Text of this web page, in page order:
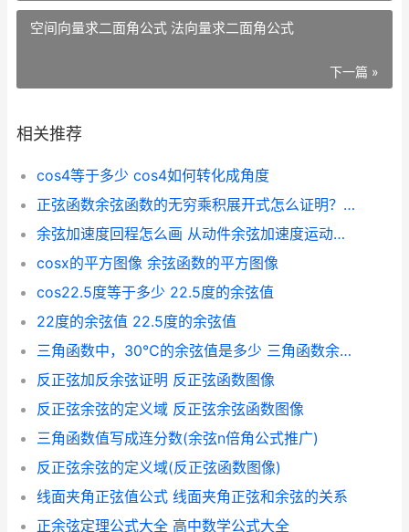
空间向量求二面角公式 法向量求二面角公式
下一篇 »
相关推荐
cos4等于多少 cos4如何转化成角度
正弦函数余弦函数的无穷乘积展开式怎么证明？ 正弦函数余弦函数图像
余弦加速度回程怎么画 从动件余弦加速度运动规律
cosx的平方图像 余弦函数的平方图像
cos22.5度等于多少 22.5度的余弦值
22度的余弦值 22.5度的余弦值
三角函数中，30℃的余弦值是多少 三角函数余弦定理公式
反正弦加反余弦证明 反正弦函数图像
反正弦余弦的定义域 反正弦余弦函数图像
三角函数值写成连分数(余弦n倍角公式推广)
反正弦余弦的定义域(反正弦函数图像)
线面夹角正弦值公式 线面夹角正弦和余弦的关系
正余弦定理公式大全 高中数学公式大全